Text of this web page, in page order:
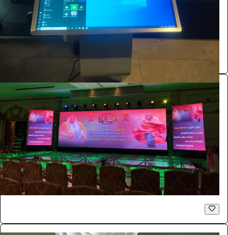
بازنت لتنظيم المعارض
الفعاليات والحفلات
181.5
/ اليوم
الرياض
بازنت لتنظيم المعارض